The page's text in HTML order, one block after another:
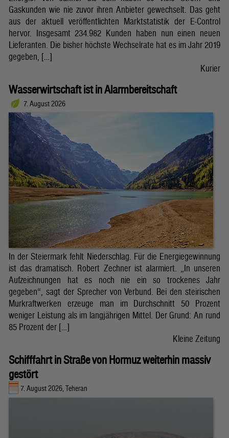
Gaskunden wie nie zuvor ihren Anbieter gewechselt. Das geht
aus der aktuell veröffentlichten Marktstatistik der E-Control
hervor. Insgesamt 234.982 Kunden haben nun einen neuen
Lieferanten. Die bisher höchste Wechselrate hat es im Jahr 2019
gegeben, […]
Kurier
Wasserwirtschaft ist in Alarmbereitschaft
7. August 2026
In der Steiermark fehlt Niederschlag. Für die Energiegewinnung
ist das dramatisch. Robert Zechner ist alarmiert. „In unseren
Aufzeichnungen hat es noch nie ein so trockenes Jahr
gegeben“, sagt der Sprecher von Verbund. Bei den steirischen
Murkraftwerken erzeuge man im Durchschnitt 50 Prozent
weniger Leistung als im langjährigen Mittel. Der Grund: An rund
85 Prozent der […]
Kleine Zeitung
Schifffahrt in Straße von Hormuz weiterhin massiv
gestört
7. August 2026, Teheran